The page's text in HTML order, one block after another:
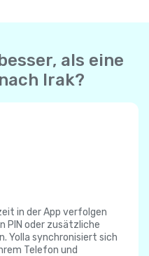
als eine
Irak?
in der App verfolgen
PIN oder zusätzliche
Yolla synchronisiert sich
Telefon und